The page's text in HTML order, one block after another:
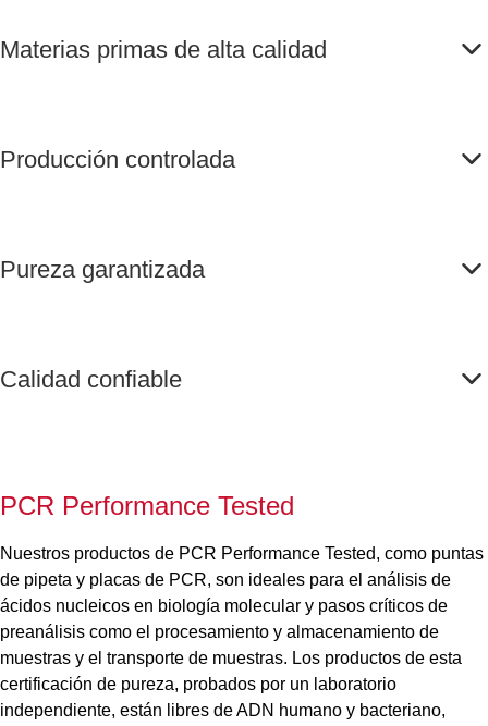
Materias primas de alta calidad
Producción controlada
Pureza garantizada
Calidad confiable
PCR Performance Tested
Nuestros productos de PCR Performance Tested, como puntas
de pipeta y placas de PCR, son ideales para el análisis de
ácidos nucleicos en biología molecular y pasos críticos de
preanálisis como el procesamiento y almacenamiento de
muestras y el transporte de muestras. Los productos de esta
certificación de pureza, probados por un laboratorio
independiente, están libres de ADN humano y bacteriano,